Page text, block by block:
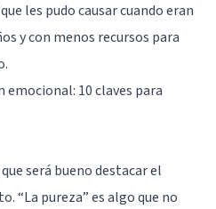
les pudo causar cuando eran
y con menos recursos para
emocional: 10 claves para
será bueno destacar el
“La pureza” es algo que no